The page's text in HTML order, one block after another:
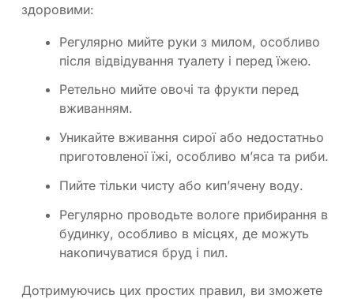
здоровими:
Регулярно мийте руки з милом, особливо
після відвідування туалету і перед їжею.
Ретельно мийте овочі та фрукти перед
вживанням.
Уникайте вживання сирої або недостатньо
приготовленої їжі, особливо м’яса та риби.
Пийте тільки чисту або кип’ячену воду.
Регулярно проводьте вологе прибирання в
будинку, особливо в місцях, де можуть
накопичуватися бруд і пил.
Дотримуючись цих простих правил, ви зможете